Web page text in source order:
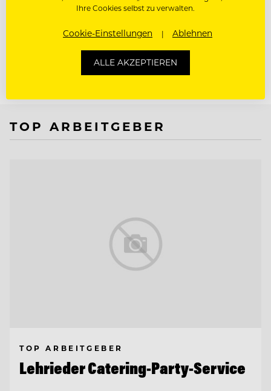
Aktuelle Zahlen aus Österreich und Deutschland
zeigen, wie stark sich der Biermarkt derzeit
TOP ARBEITGEBER
TOP ARBEITGEBER
Lehrieder Catering-Party-Service
Ihre Cookies selbst zu verwalten.
Cookie-Einstellungen Ablehnen
ALLE AKZEPTIEREN